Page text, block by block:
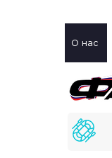
О нас